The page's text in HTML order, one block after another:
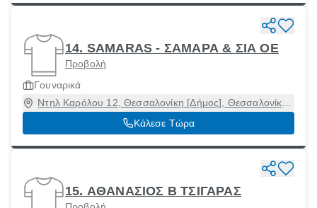
14. SAMARAS - ΣΑΜΑΡΑ & ΣΙΑ ΟΕ
Προβολή
Γουναρικά
Ντηλ Καρόλου 12, Θεσσαλονίκη [Δήμος], Θεσσαλονίκη,
54623
Κάλεσε Τώρα
15. ΑΘΑΝΑΣΙΟΣ Β ΤΣΙΓΑΡΑΣ